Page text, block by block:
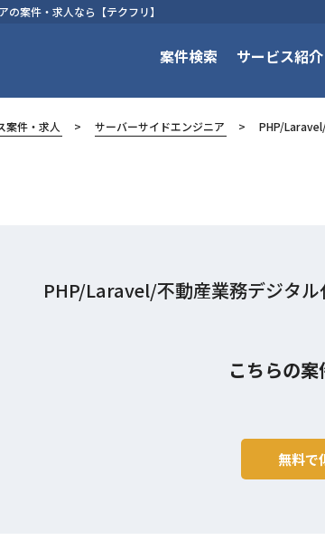
案件・求人なら【テクフリ】
案件検索 サービス紹介
案件・求人 サーバーサイドエンジニア PHP/
PHP/Laravel/不動産業務デジタ
こちらの案
無料で